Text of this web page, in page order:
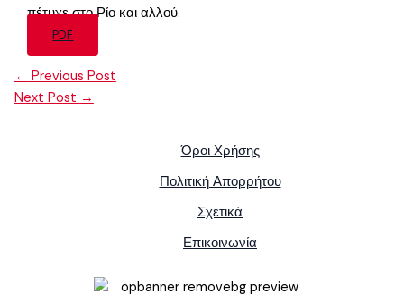
πέτυχε στο Ρίο και αλλού.
PDF
← Previous Post
Next Post →
Όροι Χρήσης
Πολιτική Απορρήτου
Σχετικά
Επικοινωνία